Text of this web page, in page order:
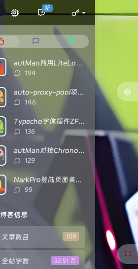
新
热
门
文
新
评
随
机
文autMan利用LiteLoaderQQNT对接NTQQ
评
数：
194
auto-proxy-pool项目部署及食用教程
评
数：
146
Typecho字体插件ZFonts已开源
评
数：
136
autMan对接Chronocat（基于TRSS）的经验分享
评
数：
129
NarkPro登陆页面美化代码
评
99
博客信息
109
文章数目
32.51 万
全站字数